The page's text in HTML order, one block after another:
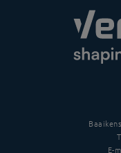
E-